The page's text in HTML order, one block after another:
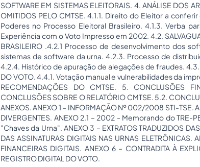
SOFTWARE EM SISTEMAS ELEITORAIS. 4. ANÁLISE DOS
OMITIDOS PELO CMTSE. 4.1.1. Direito do Eleitor a
Poderes no Processo Eleitoral Brasileiro. 4.1.3. Verba
Experiência com o Voto Impresso em 2002. 4.2.
BRASILEIRO .4.2.1 Processo de desenvolvimento dos
sistemas de software da urna. 4.2.3. Processo de
4.2.4. Histórico de apuração de alegações de fraudes. 4.3.
DO VOTO. 4.4.1. Votação manual e vulnerabilidades da
RECOMENDAÇÕES DO CMTSE. 5. CONCLUSÕES
CONCLUSÕES SOBRE ORELATÓRIO CMTSE. 5.2.
ANEXOS. ANEXO 1 – INFORMAÇÃO Nº 002/2008 STI-TSE.
DIVERGENTES. ANEXO 2.1 – 2002 - Memorando do
"Chaves da Urna". ANEXO 3 – EXTRATOS TRADUZIDOS
DAS ASSINATURAS DIGITAIS NAS URNAS
FINANCEIRAS DIGITAIS. ANEXO 6 – CONTRADITA À
REGISTRO DIGITAL DO VOTO.